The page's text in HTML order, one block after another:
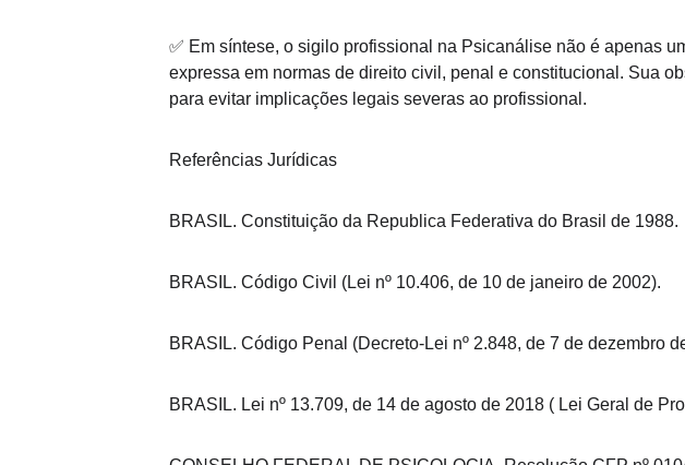
✅ Em síntese, o sigilo profissional na Psicanálise não é apenas
expressa em normas de direito civil, penal e constitucional. Sua
para evitar implicações legais severas ao profissional.
Referências Jurídicas
BRASIL. Constituição da Republica Federativa do Brasil de 1988.
BRASIL. Código Civil (Lei nº 10.406, de 10 de janeiro de 2002).
BRASIL. Código Penal (Decreto-Lei nº 2.848, de 7 de dezembro
BRASIL. Lei nº 13.709, de 14 de agosto de 2018 ( Lei Geral de